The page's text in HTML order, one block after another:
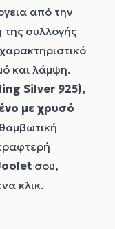
από την
συλλογής
και λάμψη.
Silver 925),
με χρυσό
σου,
κλικ.